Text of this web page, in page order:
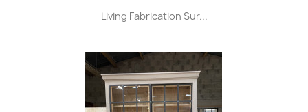
Living Fabrication Sur...